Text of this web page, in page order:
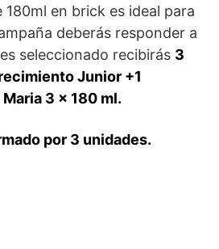
en brick es ideal para
deberás responder a
seleccionado recibirás 3
Junior +1
3 x 180 ml.
por 3 unidades.